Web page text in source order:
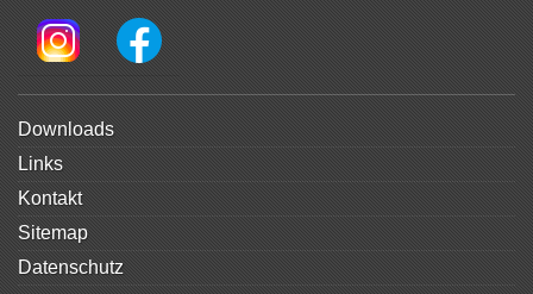
Navigation
überspringen
Downloads
Links
Kontakt
Sitemap
Datenschutz